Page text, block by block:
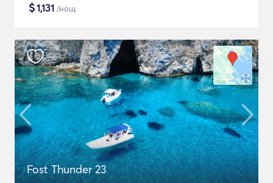
$1,131 /нощ
Fost Thunder 23